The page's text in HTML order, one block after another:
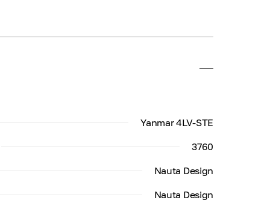
Yanmar 4LV-STE
3760
Nauta Design
Nauta Design